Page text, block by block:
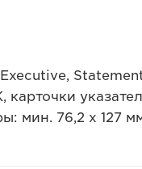
карточки
мин. 76,2 x 127